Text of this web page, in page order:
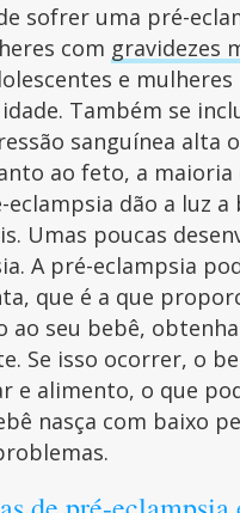
sofrer uma pré-
com gravidezes
e
Também se
sanguínea alta
ao feto, a maioria
eclampsia dão a luz a
Umas poucas
A pré-eclampsia
que é a que
ao seu bebê,
Se isso ocorrer, o
e alimento, o que
nasça com baixo